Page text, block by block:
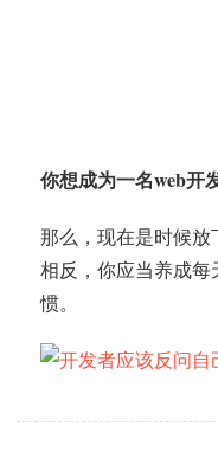
你想成为一名web开
那么，现在是时候放
相反，你应当养成每
惯。